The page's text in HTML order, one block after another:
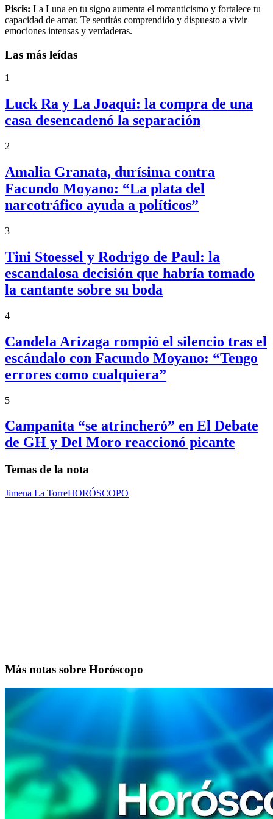
Piscis: La Luna en tu signo aumenta el romanticismo y fortalece tu
capacidad de amar. Te sentirás comprendido y dispuesto a vivir
emociones intensas y verdaderas.
Las más leídas
1
Luck Ra y La Joaqui: la compra de una
casa desencadenó la separación
2
Amalia Granata, durísima contra
Facundo Moyano: “La plata del
narcotráfico ayuda a políticos”
3
Tini Stoessel y Rodrigo de Paul: la
escandalosa decisión que habría tomado
la cantante sobre su boda
4
Candela Arizaga rompió el silencio tras el
escándalo con Facundo Moyano: “Tengo
errores como cualquiera”
5
Campanita “se atrincheró” en El Debate
de GH y Del Moro reaccionó picante
Temas de la nota
Jimena La TorreHORÓSCOPO
Más notas sobre Horóscopo